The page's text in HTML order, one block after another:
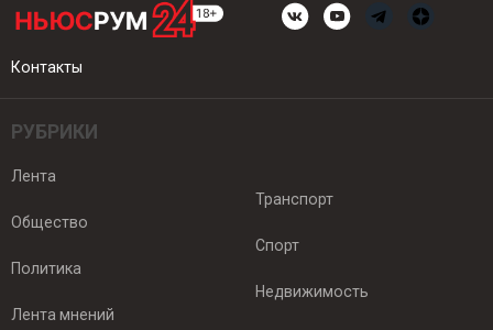
Контакты
РУБРИКИ
Лента
Общество
Политика
Лента мнений
Транспорт
Спорт
Недвижимость